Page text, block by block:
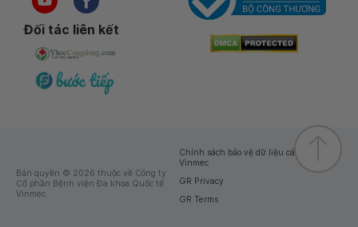
Đối tác liên kết
Bản quyền © 2026 thuộc về Công ty
Cổ phần Bệnh viện Đa khoa Quốc tế
Vinmec
Chính sách bảo vệ dữ liệu cá nhân của
Vinmec
GR Privacy
GR Terms